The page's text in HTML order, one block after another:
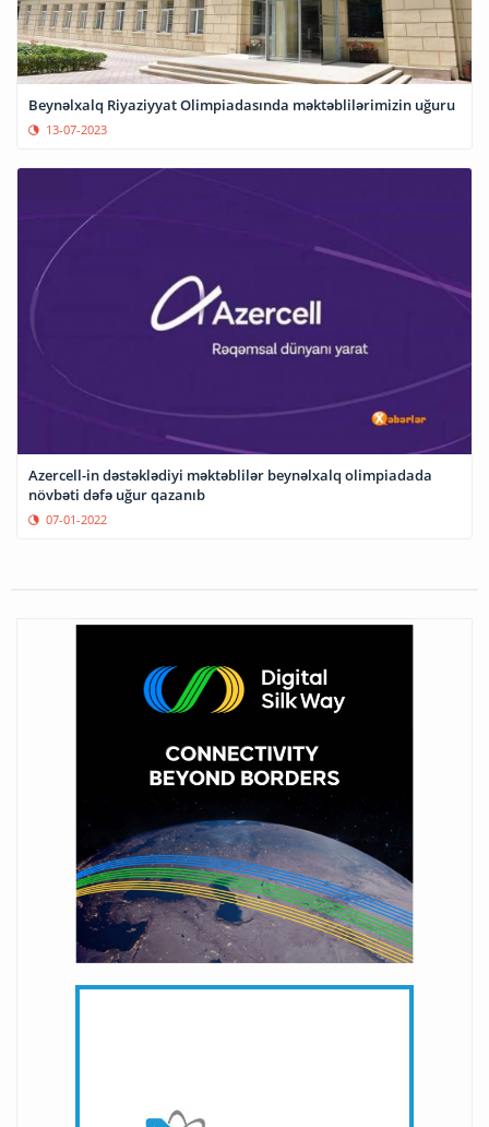
Beynəlxalq Riyaziyyat Olimpiadasında məktəblilərimizin uğuru
13-07-2023
Azercell-in dəstəklədiyi məktəblilər beynəlxalq olimpiadada
növbəti dəfə uğur qazanıb
07-01-2022